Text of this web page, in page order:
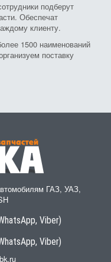
подберут
Обеспечат
клиенту.
1500 наименований
поставку
ГАЗ, УАЗ,
Viber)
Viber)